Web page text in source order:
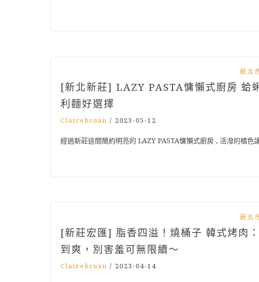
新北
[新北新莊] LAZY PASTA慵懶式廚房 蛤
利麵好選擇
Clairehsuan / 2023-05-12
經過新莊這間簡約明亮的 LAZY PASTA慵懶式廚房 , 活潑的橘
新北
[新莊宏匯] 脂香四溢！燒桶子 韓式烤肉
到爽，別害羞可無限續～
Clairehsuan / 2023-04-14